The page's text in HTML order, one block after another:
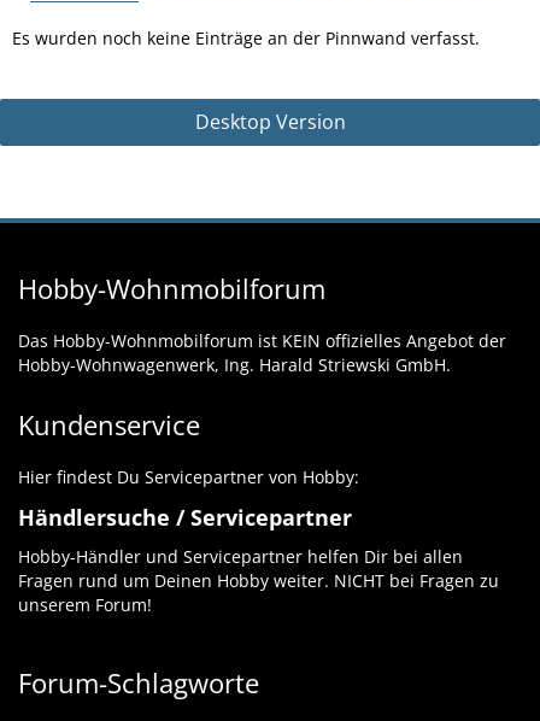
Es wurden noch keine Einträge an der Pinnwand verfasst.
Desktop Version
Hobby-Wohnmobilforum
Das Hobby-Wohnmobilforum ist KEIN offizielles Angebot der
Hobby-Wohnwagenwerk, Ing. Harald Striewski GmbH.
Kundenservice
Hier findest Du Servicepartner von Hobby:
Händlersuche / Servicepartner
Hobby-Händler und Servicepartner helfen Dir bei allen
Fragen rund um Deinen Hobby weiter. NICHT bei Fragen zu
unserem Forum!
Forum-Schlagworte